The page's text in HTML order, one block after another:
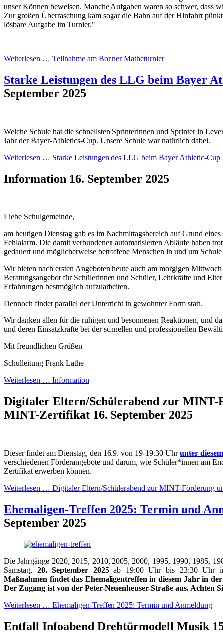
unser Können beweisen. Manche Aufgaben waren so schwer, dass
Zur großen Überraschung kam sogar die Bahn auf der Hinfahrt
lösbare Aufgabe im Turnier."
Weiterlesen … Teilnahme am Bonner Matheturnier
Starke Leistungen des LLG beim Bayer
September 2025
Welche Schule hat die schnellsten Sprinterinnen und Sprinter in
Jahr der Bayer-Athletics-Cup. Unsere Schule war natürlich dabei.
Weiterlesen … Starke Leistungen des LLG beim Bayer Athletic-Cup
Information 16. September 2025
Liebe Schulgemeinde,
am heutigen Dienstag gab es im Nachmittagsbereich auf Grund
Fehlalarm. Die damit verbundenen automatisierten Abläufe haben
gedauert und möglicherweise betroffene Menschen in und um
Wir bieten nach ersten Angeboten heute auch am morgigen
Beratungsangebot für Schülerinnen und Schüler, Lehrkräfte und
Erfahrungen bestmöglich aufzuarbeiten.
Dennoch findet parallel der Unterricht in gewohnter Form statt.
Wir danken allen für die ruhigen und besonnenen Reaktionen, und
und deren Einsatzkräfte bei der schnellen und professionellen
Mit freundlichen Grüßen
Schulleitung Frank Lathe
Weiterlesen … Information
Digitaler Eltern/Schülerabend zur MINT-
MINT-Zertifikat 16. September 2025
Dieser findet am Dienstag, den 16.9. von 19-19.30 Uhrunter
verschiedenen Förderangebote und darum, wie Schüler*innen am
Zertifikat erwerben können.
Weiterlesen … Digitaler Eltern/Schülerabend zur MINT-Förderung
Ehemaligen-Treffen 2025: Termin und
September 2025
Die Jahrgänge 2020, 2015, 2010, 2005, 2000, 1995, 1990, 1985,
Samstag, 20. September 2025ab 19:00 Uhr bis 23:30 Uhr
Maßnahmen findet das Ehemaligentreffen in diesem Jahr in
Der Zugang ist von der Peter-Neuenheuser-Straße aus. Achten
Weiterlesen … Ehemaligen-Treffen 2025: Termin und Anmeldung
Entfall Infoabend Drehtürmodell Musik